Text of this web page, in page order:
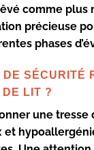
comme plus
précieuse
phases
SÉCURITÉ
DE LIT ?
une tresse
et